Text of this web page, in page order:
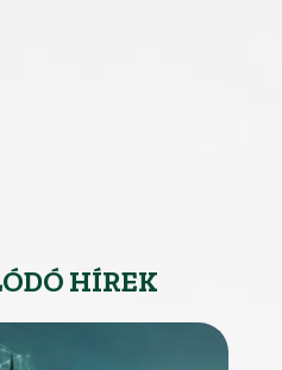
HÍREK